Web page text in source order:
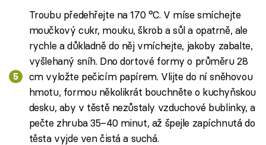
Troubu předehřejte na 170 °C. V míse smíchejte
moučkový cukr, mouku, škrob a sůl a opatrně, ale
rychle a důkladně do něj vmíchejte, jakoby zabalte,
vyšlehaný sníh. Dno dortové formy o průměru 28
cm vyložte pečicím papírem. Vlijte do ní sněhovou
hmotu, formou několikrát bouchněte o kuchyňskou
desku, aby v těstě nezůstaly vzduchové bublinky, a
pečte zhruba 35–40 minut, až špejle zapíchnutá do
těsta vyjde ven čistá a suchá.